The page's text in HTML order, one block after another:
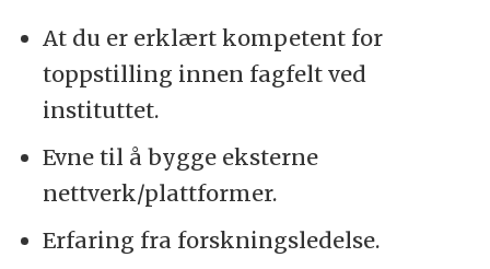
At du er erklært kompetent for
toppstilling innen fagfelt ved
instituttet.
Evne til å bygge eksterne
nettverk/plattformer.
Erfaring fra forskningsledelse.